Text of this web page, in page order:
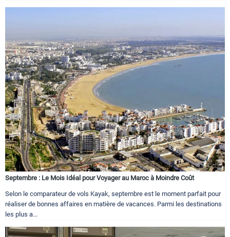
Septembre : Le Mois Idéal pour Voyager au Maroc à Moindre Coût
Selon le comparateur de vols Kayak, septembre est le moment parfait pour
réaliser de bonnes affaires en matière de vacances. Parmi les destinations
les plus a...